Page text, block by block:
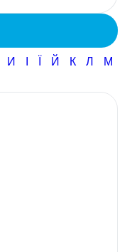
И І Ї Й К Л М